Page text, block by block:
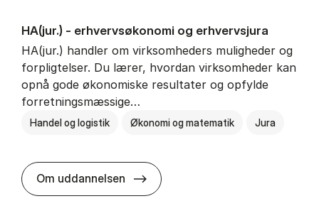
HA(jur.) - erhvervs­økonomi og erhvervs­jura
HA(jur.) handler om virksomheders muligheder og
forpligtelser. Du lærer, hvordan virksomheder kan
opnå gode økonomiske resultater og opfylde
forretningsmæssige…
Handel og logistik Økonomi og matematik Jura
Om uddannelsen HA(jur.) - erhvervs­økonomi og